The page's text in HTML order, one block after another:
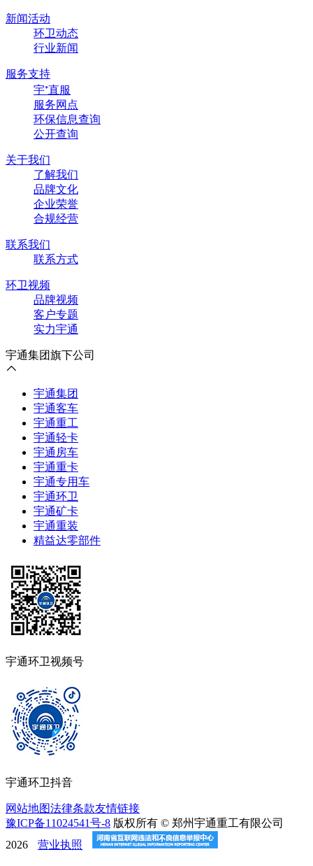
新闻活动
环卫动态
行业新闻
服务支持
宇⁺直服
服务网点
环保信息查询
公开查询
关于我们
了解我们
品牌文化
企业荣誉
合规经营
联系我们
联系方式
环卫视频
品牌视频
客户专题
实力宇通
宇通集团旗下公司
宇通集团
宇通客车
宇通重工
宇通轻卡
宇通房车
宇通重卡
宇通专用车
宇通环卫
宇通矿卡
宇通重装
精益达零部件
宇通环卫视频号
宇通环卫抖音
网站地图法律条款友情链接
豫ICP备11024541号-8 版权所有 © 郑州宇通重工有限公司
2026
营业执照